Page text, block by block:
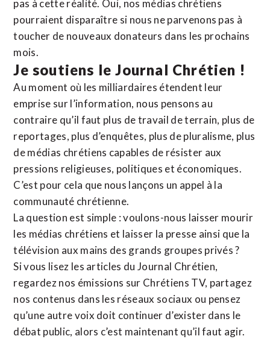
pas à cette réalité. Oui, nos médias chrétiens
pourraient disparaître si nous ne parvenons pas à
toucher de nouveaux donateurs dans les prochains
mois.
Je soutiens le Journal Chrétien !
Au moment où les milliardaires étendent leur
emprise sur l’information, nous pensons au
contraire qu’il faut plus de travail de terrain, plus de
reportages, plus d’enquêtes, plus de pluralisme, plus
de médias chrétiens capables de résister aux
pressions religieuses, politiques et économiques.
C’est pour cela que nous lançons un appel à la
communauté chrétienne.
La question est simple : voulons-nous laisser mourir
les médias chrétiens et laisser la presse ainsi que la
télévision aux mains des grands groupes privés ?
Si vous lisez les articles du Journal Chrétien,
regardez nos émissions sur Chrétiens TV, partagez
nos contenus dans les réseaux sociaux ou pensez
qu’une autre voix doit continuer d’exister dans le
débat public, alors c’est maintenant qu’il faut agir.